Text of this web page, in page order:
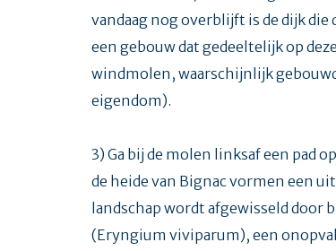
vandaag nog overblijft is de dijk
een gebouw dat gedeeltelijk op
windmolen, waarschijnlijk
eigendom).
3) Ga bij de molen linksaf een pad
de heide van Bignac vormen een
landschap wordt afgewisseld door
(Eryngium viviparum), een